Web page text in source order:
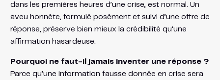
dans les premières heures d’une crise, est normal. Un
aveu honnête, formulé posément et suivi d’une offre de
réponse, préserve bien mieux la crédibilité qu’une
affirmation hasardeuse.
Pourquoi ne faut-il jamais inventer une réponse ?
Parce qu’une information fausse donnée en crise sera